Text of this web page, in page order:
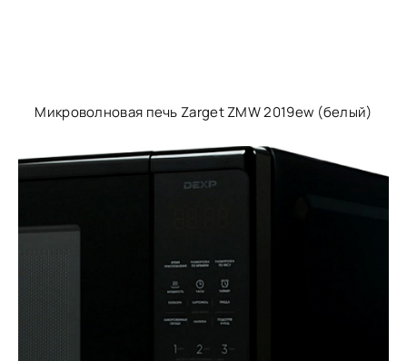
Микроволновая печь Zarget ZMW 2019ew (белый)